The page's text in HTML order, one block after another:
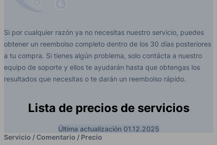
Si por cualquier razón ya no necesitas nuestro servicio, puedes
obtener un reembolso completo dentro de los 30 días posteriores
a tu compra. Si tienes algún problema, solo contácta a nuestro
equipo de soporte y ellos te ayudarán hasta que obtengas los
resultados que necesitas o te darán un reembolso rápido.
Lista de precios de servicios
Última actualización 01.12.2025
Servicio / Comentario / Precio